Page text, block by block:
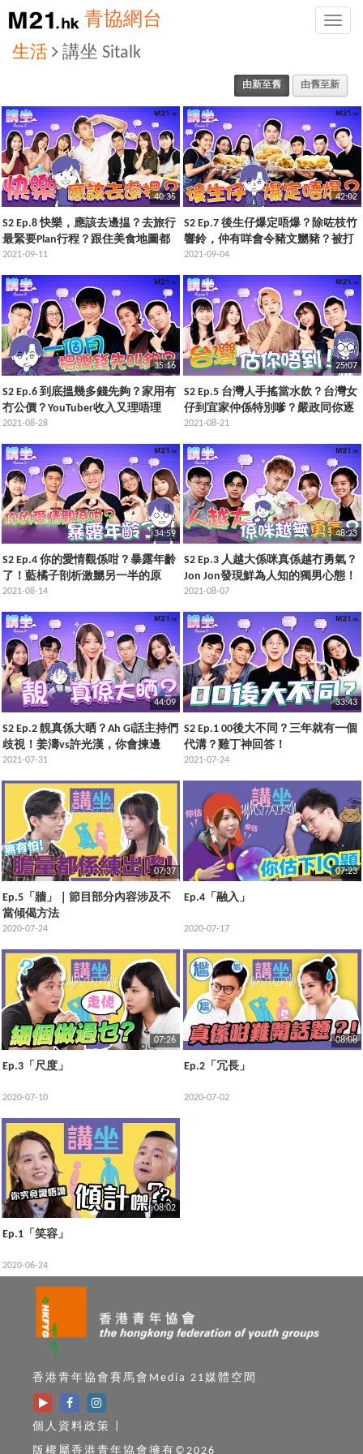
Toggle
青協網台
生活 講坐 Sitalk
由新至舊 由舊至新
40:35
S2 Ep.8 快樂，應該去邊揾？去旅行
最緊要Plan行程？跟住美食地圖都
中伏？梁彥宗帶你虛擬旅遊！
2021-09-11
42:02
S2 Ep.7 後生仔爆定唔爆？除咗枝竹
響鈴，仲有咩會令豬文嬲豬？被打
尖出聲理論，為自己定公眾利益？
2021-09-04
35:16
S2 Ep.6 到底搵幾多錢先夠？家用有
冇公價？YouTuber收入又理唔理
想？卡爾即席大分享！
2021-08-28
25:07
S2 Ep.5 台灣人手搖當水飲？台灣女
仔到宜家仲係特別嗲？嚴政同你逐
一拆解！
2021-08-21
34:59
S2 Ep.4 你的愛情觀係咁？暴露年齡
了！藍橘子剖析激嬲另一半的原
因，結婚前後都一樣？
2021-08-14
48:23
S2 Ep.3 人越大係咪真係越冇勇氣？
Jon Jon發現鮮為人知的獨男心態！
2021-08-07
44:09
S2 Ep.2 靚真係大晒？Ah Gi話主持們
歧視！姜濤vs許光漢，你會揀邊
個？
2021-07-31
33:43
S2 Ep.1 00後大不同？三年就有一個
代溝？雞丁神回答！
2021-07-24
07:37
Ep.5「牆」｜節目部分內容涉及不
當傾偈方法
2020-07-24
07:23
Ep.4「融入」
2020-07-17
07:26
Ep.3「尺度」
2020-07-10
08:08
Ep.2「冗長」
2020-07-02
08:02
Ep.1「笑容」
2020-06-24
香港青年協會賽馬會Media 21媒體空間
個人資料政策
版權屬香港青年協會擁有©2026